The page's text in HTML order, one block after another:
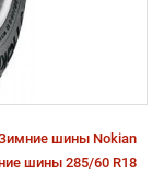
шины Nokian
шины 285/60 R18